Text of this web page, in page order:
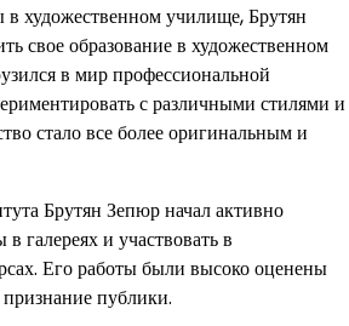
художественном училище, Брутян
свое образование в художественном
в мир профессиональной
с различными стилями и
стало все более оригинальным и
Брутян Зепюр начал активно
галереях и участвовать в
Его работы были высоко оценены
публики.